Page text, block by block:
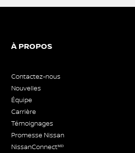
À PROPOS
Contactez-nous
Nouvelles
Équipe
Carrière
Témoignages
Promesse Nissan
NissanConnectᴹᴰ